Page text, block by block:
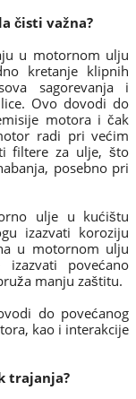
čisti važna?
u motornom ulju
kretanje klipnih
sagorevanja i
Ovo dovodi do
motora i čak
radi pri većim
filtere za ulje, što
posebno pri
ulje u kućištu
izazvati koroziju
u motornom ulju
povećano
manju zaštitu.
do povećanog
kao i interakcije
trajanja?